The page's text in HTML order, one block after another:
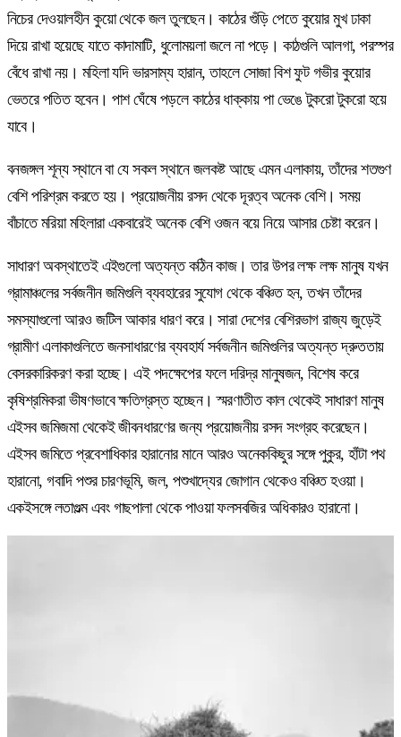
নিচের দেওয়ালহীন কুয়ো থেকে জল তুলছেন। কাঠের গুঁড়ি পেতে কুয়োর মুখ ঢাকা
দিয়ে রাখা হয়েছে যাতে কাদামাটি, ধুলোময়লা জলে না পড়ে। কাঠগুলি আলগা, পরস্পর
বেঁধে রাখা নয়। মহিলা যদি ভারসাম্য হারান, তাহলে সোজা বিশ ফুট গভীর কুয়োর
ভেতরে পতিত হবেন। পাশ ঘেঁষে পড়লে কাঠের ধাক্কায় পা ভেঙে টুকরো টুকরো হয়ে
যাবে।
বনজঙ্গল শূন্য স্থানে বা যে সকল স্থানে জলকষ্ট আছে এমন এলাকায়, তাঁদের শতগুণ
বেশি পরিশ্রম করতে হয়। প্রয়োজনীয় রসদ থেকে দূরত্ব অনেক বেশি। সময়
বাঁচাতে মরিয়া মহিলারা একবারেই অনেক বেশি ওজন বয়ে নিয়ে আসার চেষ্টা করেন।
সাধারণ অবস্থাতেই এইগুলো অত্যন্ত কঠিন কাজ। তার উপর লক্ষ লক্ষ মানুষ যখন
গ্রামাঞ্চলের সর্বজনীন জমিগুলি ব্যবহারের সুযোগ থেকে বঞ্চিত হন, তখন তাঁদের
সমস্যাগুলো আরও জটিল আকার ধারণ করে। সারা দেশের বেশিরভাগ রাজ্য জুড়েই
গ্রামীণ এলাকাগুলিতে জনসাধারণের ব্যবহার্য সর্বজনীন জমিগুলির অত্যন্ত দ্রুততায়
বেসরকারিকরণ করা হচ্ছে। এই পদক্ষেপের ফলে দরিদ্র মানুষজন, বিশেষ করে
কৃষিশ্রমিকরা ভীষণভাবে ক্ষতিগ্রস্ত হচ্ছেন। স্মরণাতীত কাল থেকেই সাধারণ মানুষ
এইসব জমিজমা থেকেই জীবনধারণের জন্য প্রয়োজনীয় রসদ সংগ্রহ করেছেন।
এইসব জমিতে প্রবেশাধিকার হারানোর মানে আরও অনেককিছুর সঙ্গে পুকুর, হাঁটা পথ
হারানো, গবাদি পশুর চারণভূমি, জল, পশুখাদ্যের জোগান থেকেও বঞ্চিত হওয়া।
একইসঙ্গে লতাগুল্ম এবং গাছপালা থেকে পাওয়া ফলসবজির অধিকারও হারানো।